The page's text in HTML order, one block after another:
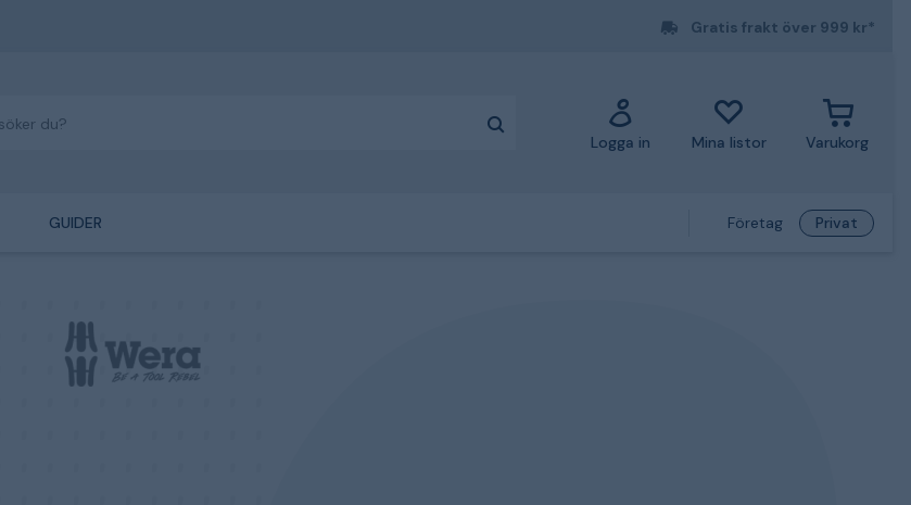
Gratis frakt över 999 kr*
Logga in Mina listor Varukorg
GUIDER Företag Privat